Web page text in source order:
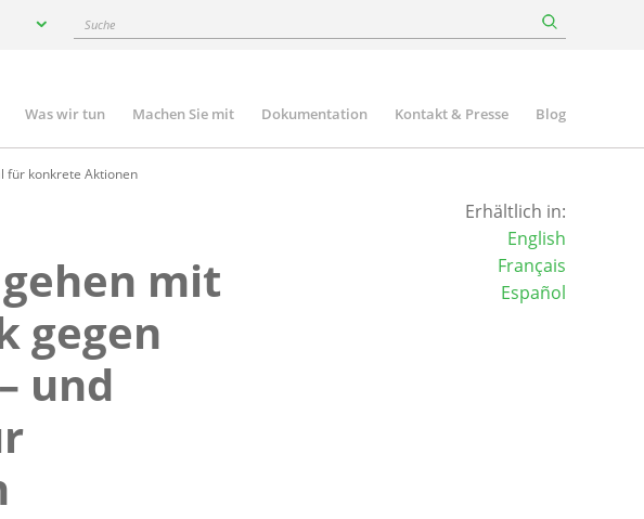
Suche
Was wir tun Machen Sie mit Dokumentation Kontakt & Presse Blog
für konkrete Aktionen
mit
gegen
und
Erhältlich in:
English
Français
Español